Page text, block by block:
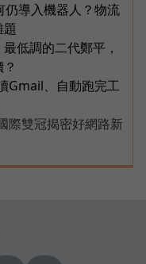
導入機器人？物流
低調的二代鄭平，
Gmail、自動跑完工
際雙冠揭密好網路新